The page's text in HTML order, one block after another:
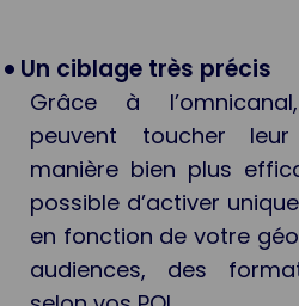
Un ciblage très précis
Grâce à
peuvent toucher
manière bien plus
possible d’activer
en fonction de votre
audiences, des